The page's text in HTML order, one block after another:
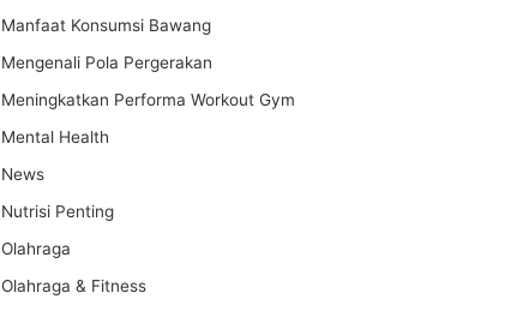
Manfaat Konsumsi Bawang
Mengenali Pola Pergerakan
Meningkatkan Performa Workout Gym
Mental Health
News
Nutrisi Penting
Olahraga
Olahraga & Fitness